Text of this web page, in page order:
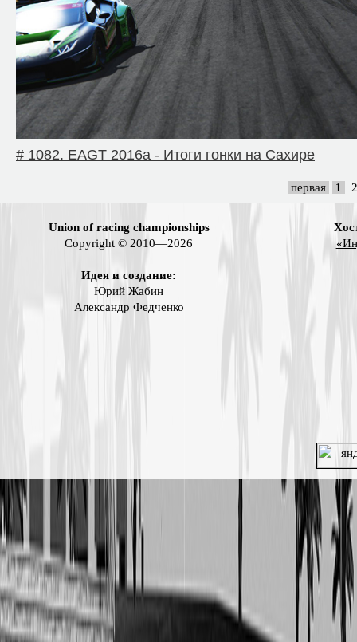
# 1082. EAGT 2016a - Итоги гонки на Сахире
первая 1
Union of racing championships
Copyright © 2010—2026
Идея и создание:
Юрий Жабин
Александр Федченко